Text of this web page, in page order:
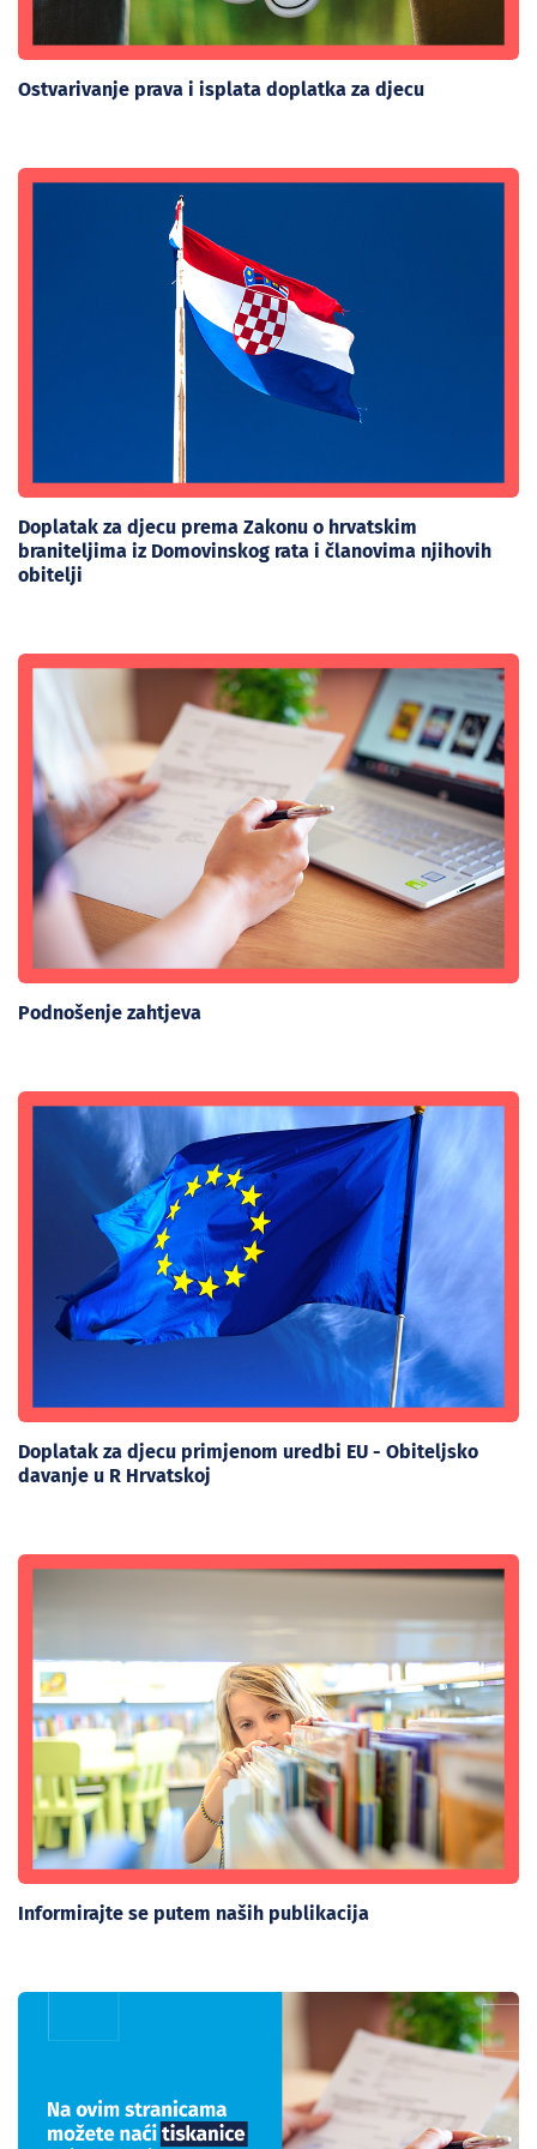
Ostvarivanje prava i isplata doplatka za djecu
Doplatak za djecu prema Zakonu o hrvatskim
braniteljima iz Domovinskog rata i članovima njihovih
obitelji
Podnošenje zahtjeva
Doplatak za djecu primjenom uredbi EU - Obiteljsko
davanje u R Hrvatskoj
Informirajte se putem naših publikacija